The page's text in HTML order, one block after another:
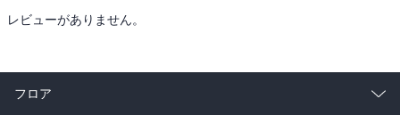
レビューがありません。
フロア